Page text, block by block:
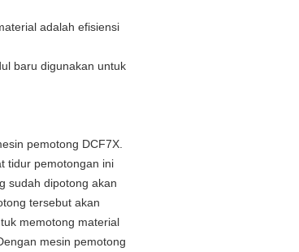
adalah efisiensi
baru digunakan untuk
pemotong DCF7X.
tidur pemotongan ini
sudah dipotong akan
tersebut akan
memotong material
mesin pemotong